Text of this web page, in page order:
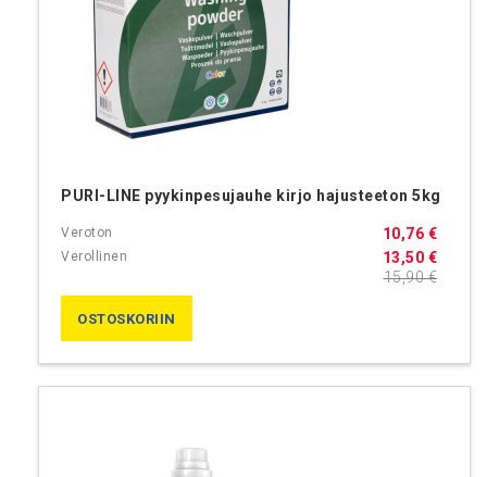
PURI-LINE pyykinpesujauhe kirjo hajusteeton 5kg
13,50 €
10,76 €
15,90 €
OSTOSKORIIN